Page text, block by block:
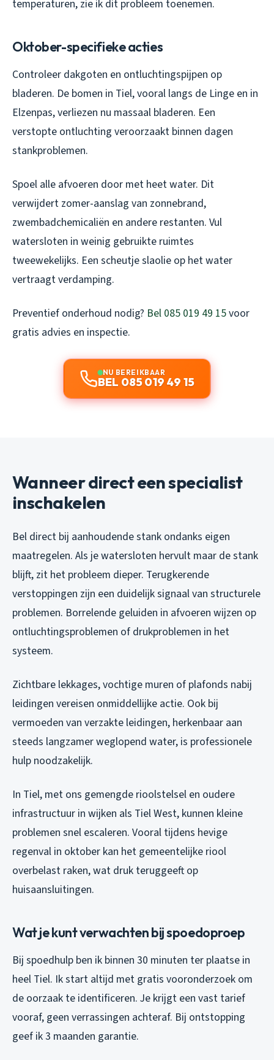
temperaturen, zie ik dit probleem toenemen.
Oktober-specifieke acties
Controleer dakgoten en ontluchtingspijpen op
bladeren. De bomen in Tiel, vooral langs de Linge en in
Elzenpas, verliezen nu massaal bladeren. Een
verstopte ontluchting veroorzaakt binnen dagen
stankproblemen.
Spoel alle afvoeren door met heet water. Dit
verwijdert zomer-aanslag van zonnebrand,
zwembadchemicaliën en andere restanten. Vul
watersloten in weinig gebruikte ruimtes
tweewekelijks. Een scheutje slaolie op het water
vertraagt verdamping.
Preventief onderhoud nodig? Bel 085 019 49 15voor
gratis advies en inspectie.
NU BEREIKBAAR
BEL 085 019 49 15
Wanneer direct een specialist
inschakelen
Bel direct bij aanhoudende stank ondanks eigen
maatregelen. Als je watersloten hervult maar de stank
blijft, zit het probleem dieper. Terugkerende
verstoppingen zijn een duidelijk signaal van structurele
problemen. Borrelende geluiden in afvoeren wijzen op
ontluchtingsproblemen of drukproblemen in het
systeem.
Zichtbare lekkages, vochtige muren of plafonds nabij
leidingen vereisen onmiddellijke actie. Ook bij
vermoeden van verzakte leidingen, herkenbaar aan
steeds langzamer weglopend water, is professionele
hulp noodzakelijk.
In Tiel, met ons gemengde rioolstelsel en oudere
infrastructuur in wijken als Tiel West, kunnen kleine
problemen snel escaleren. Vooral tijdens hevige
regenval in oktober kan het gemeentelijke riool
overbelast raken, wat druk teruggeeft op
huisaansluitingen.
Wat je kunt verwachten bij spoedoproep
Bij spoedhulp ben ik binnen 30 minuten ter plaatse in
heel Tiel. Ik start altijd met gratis vooronderzoek om
de oorzaak te identificeren. Je krijgt een vast tarief
vooraf, geen verrassingen achteraf. Bij ontstopping
geef ik 3 maanden garantie.